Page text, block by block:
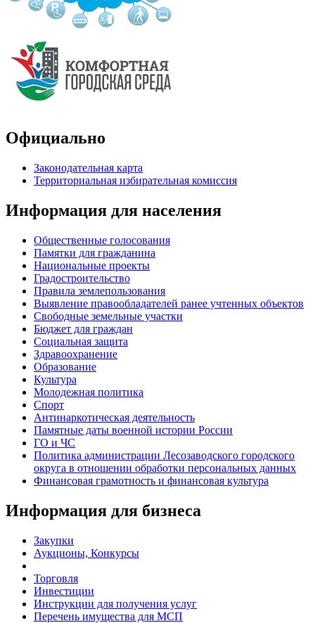
Официально
Законодательная карта
Территориальная избирательная комиссия
Информация для населения
Общественные голосования
Памятки для гражданина
Национальные проекты
Градостроительство
Правила землепользования
Выявление правообладателей ранее учтенных объектов
Свободные земельные участки
Бюджет для граждан
Социальная защита
Здравоохранение
Образование
Культура
Молодежная политика
Спорт
Антинаркотическая деятельность
Памятные даты военной истории России
ГО и ЧС
Политика администрации Лесозаводского городского
округа в отношении обработки персональных данных
Финансовая грамотность и финансовая культура
Информация для бизнеса
Закупки
Аукционы, Конкурсы
Торговля
Инвестиции
Инструкции для получения услуг
Перечень имущества для МСП